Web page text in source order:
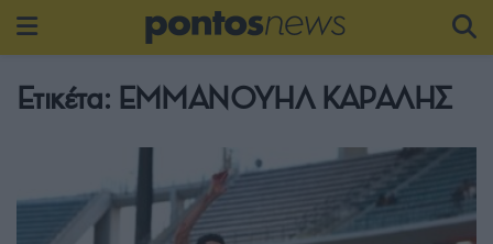
Ετικέτα: ΕΜΜΑΝΟΥΗΛ ΚΑΡΑΛΗΣ